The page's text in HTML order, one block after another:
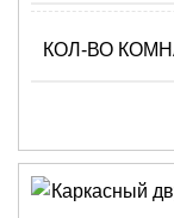
КОЛ-ВО